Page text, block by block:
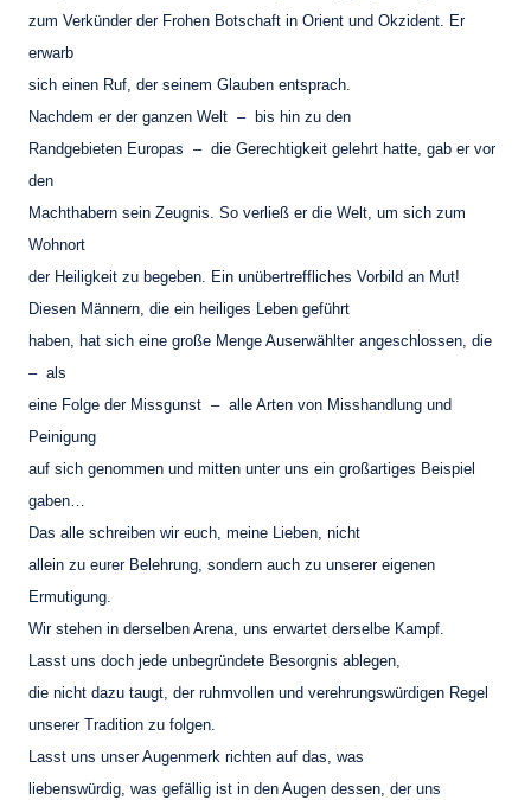
zum Verkünder der Frohen Botschaft in Orient und Okzident. Er
erwarb
sich einen Ruf, der seinem Glauben entsprach.
Nachdem er der ganzen Welt – bis hin zu den
Randgebieten Europas – die Gerechtigkeit gelehrt hatte, gab er vor
den
Machthabern sein Zeugnis. So verließ er die Welt, um sich zum
Wohnort
der Heiligkeit zu begeben. Ein unübertreffliches Vorbild an Mut!
Diesen Männern, die ein heiliges Leben geführt
haben, hat sich eine große Menge Auserwählter angeschlossen, die
– als
eine Folge der Missgunst – alle Arten von Misshandlung und
Peinigung
auf sich genommen und mitten unter uns ein großartiges Beispiel
gaben…
Das alle schreiben wir euch, meine Lieben, nicht
allein zu eurer Belehrung, sondern auch zu unserer eigenen
Ermutigung.
Wir stehen in derselben Arena, uns erwartet derselbe Kampf.
Lasst uns doch jede unbegründete Besorgnis ablegen,
die nicht dazu taugt, der ruhmvollen und verehrungswürdigen Regel
unserer Tradition zu folgen.
Lasst uns unser Augenmerk richten auf das, was
liebenswürdig, was gefällig ist in den Augen dessen, der uns